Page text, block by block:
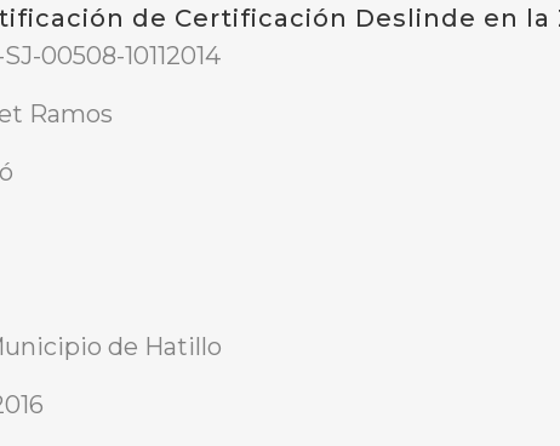
de Certificación Deslinde en la
00508-10112014
Ramos
de Hatillo